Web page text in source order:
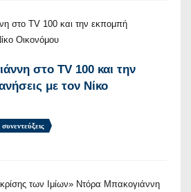
στο TV 100 και την
με τον Νίκο
συνεντεύξεις